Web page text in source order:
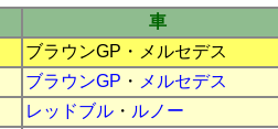
車
ブラウンGP ・ メルセデス
ブラウンGP ・ メルセデス
レッドブル ・ ルノー